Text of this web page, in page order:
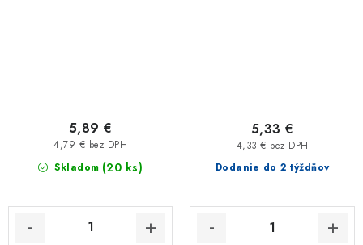
Skladom (20 ks)
4,79 € bez DPH
5,89 €
Dodanie do 2 týždňov
4,33 € bez DPH
5,33 €